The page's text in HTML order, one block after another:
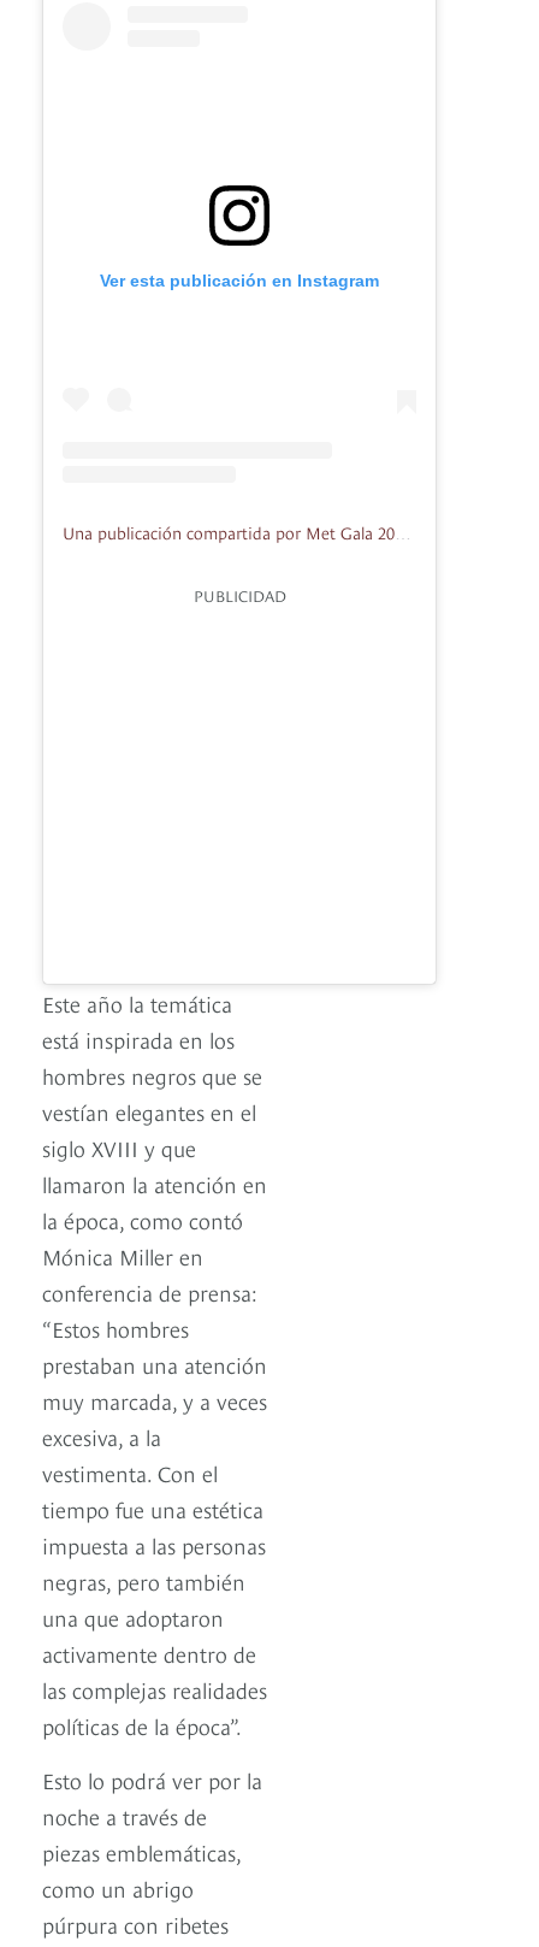
Ver esta publicación en Instagram
PUBLICIDAD
Este año la temática
está inspirada en los
hombres negros que se
vestían elegantes en el
siglo XVIII y que
llamaron la atención en
la época, como contó
Mónica Miller en
conferencia de prensa:
“Estos hombres
prestaban una atención
muy marcada, y a veces
excesiva, a la
vestimenta. Con el
tiempo fue una estética
impuesta a las personas
negras, pero también
una que adoptaron
activamente dentro de
las complejas realidades
políticas de la época”.
Esto lo podrá ver por la
noche a través de
piezas emblemáticas,
como un abrigo
púrpura con ribetes